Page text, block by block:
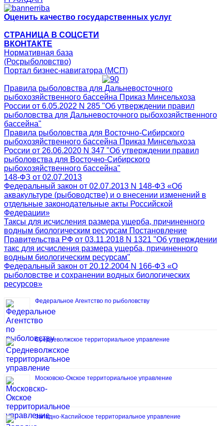
Оценить качество государственных услуг
СТРАНИЦА В СОЦСЕТИ
ВКОНТАКТЕ
Нормативная база
(Росрыболовство)
Портал бизнес-навигатора (МСП)
Правила рыболовства для Дальневосточного
рыбохозяйственного бассейна Приказ Минсельхоза
России от 6.05.2022 N 285 "Об утверждении правил
рыболовства для Дальневосточного рыбохозяйственного
бассейна"
Правила рыболовства для Восточно-Сибирского
рыбохозяйственного бассейна Приказ Минсельхоза
России от 26.06.2020 N 347 "Об утверждении правил
рыболовства для Восточно-Сибирского
рыбохозяйственного бассейна"
148-ФЗ от 02.07.2013
Федеральный закон от 02.07.2013 N 148-ФЗ «Об
аквакультуре (рыбоводстве) и о внесении изменений в
отдельные законодательные акты Российской
Федерации»
Таксы для исчисления размера ущерба, причиненного
водным биологическим ресурсам Постановление
Правительства РФ от 03.11.2018 N 1321 "Об утверждении
такс для исчисления размера ущерба, причиненного
водным биологическим ресурсам"
Федеральный закон от 20.12.2004 N 166-ФЗ «О
рыболовстве и сохранении водных биологических
ресурсов»
Федеральное Агентство по рыболовству
Средневолжское территориальное управление
Московско-Окское территориальное управление
Западно-Каспийское территориальное управление